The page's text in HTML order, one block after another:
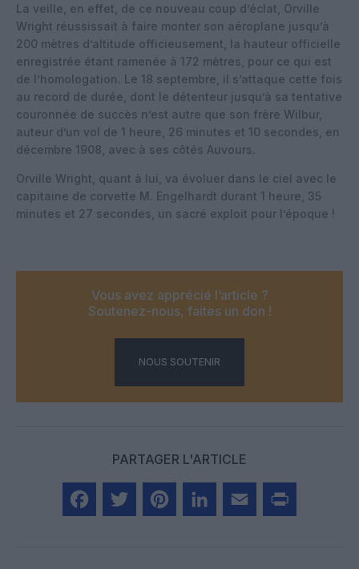
La veille, en effet, de ce nouveau coup d’éclat, Orville
Wright réussissait à faire monter son aéroplane jusqu’à
200 mètres d’altitude officieusement, la hauteur officielle
enregistrée étant ramenée à 172 mètres, pour ce qui est
de l’homologation. Le 18 septembre, il s’attaque cette fois
au record de durée, dont le détenteur jusqu’à sa tentative
couronnée de succès n’est autre que son frère Wilbur,
auteur d’un vol de 1 heure, 26 minutes et 10 secondes, en
décembre 1908, avec à ses côtés Auvours.
Orville Wright, quant à lui, va évoluer dans le ciel avec le
capitaine de corvette M. Engelhardt durant 1 heure, 35
minutes et 27 secondes, un sacré exploit pour l’époque !
Vous avez apprécié l’article ?
Soutenez-nous, faites un don !
NOUS SOUTENIR
PARTAGER L'ARTICLE